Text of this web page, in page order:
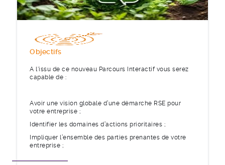
Objectifs
A l'issu de ce nouveau Parcours Interactif vous serez
capable de :
Avoir une vision globale d’une démarche RSE pour
votre entreprise ;
Identifier les domaines d’actions prioritaires ;
Impliquer l’ensemble des parties prenantes de votre
entreprise ;